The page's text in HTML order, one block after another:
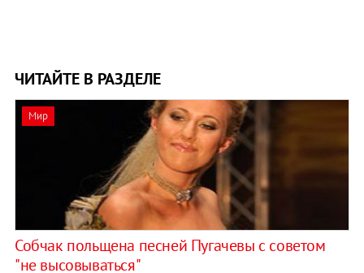
ЧИТАЙТЕ В РАЗДЕЛЕ
Мир
Собчак польщена песней Пугачевы с советом
"не высовываться"